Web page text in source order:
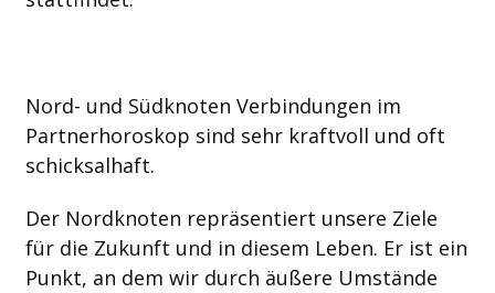
Nord- und Südknoten Verbindungen im
Partnerhoroskop sind sehr kraftvoll und oft
schicksalhaft.
Der Nordknoten repräsentiert unsere Ziele
für die Zukunft und in diesem Leben. Er ist ein
Punkt, an dem wir durch äußere Umstände